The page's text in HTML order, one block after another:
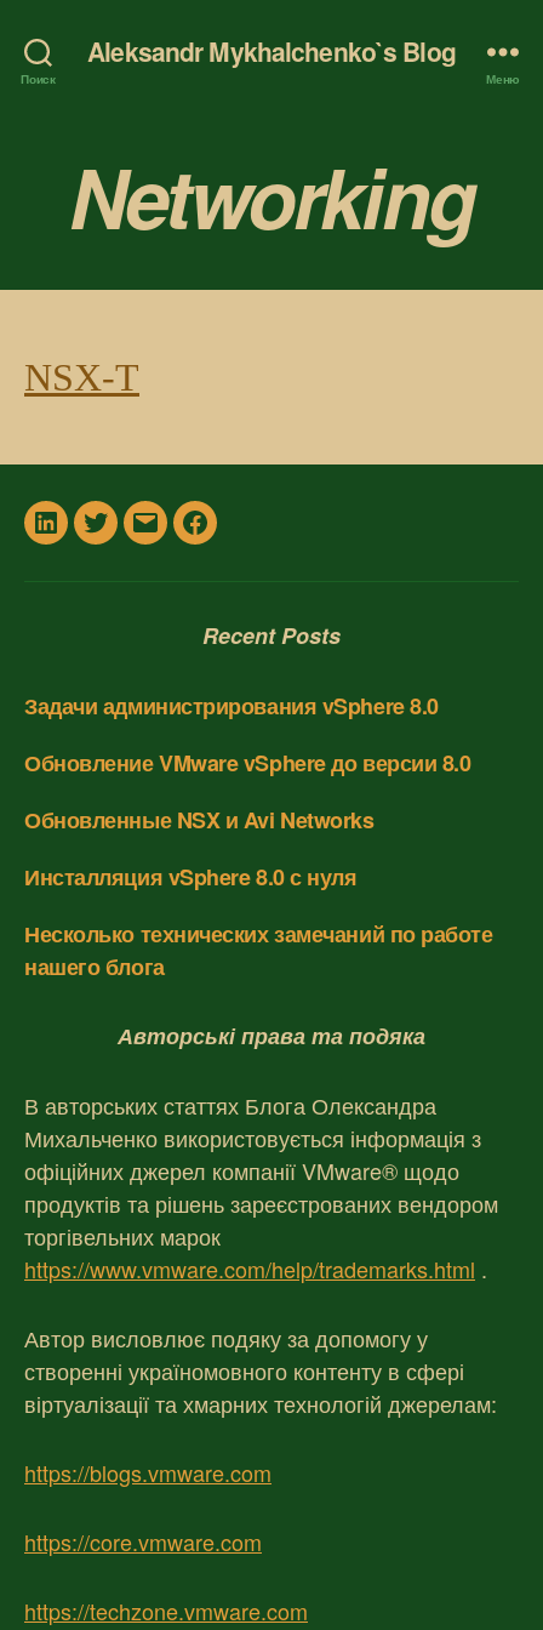
Поиск
Aleksandr Mykhalchenko`s Blog
Меню
Networking
NSX-T
In TwitterEmailFacebook
Recent Posts
Задачи администрирования vSphere 8.0
Обновление VMware vSphere до версии 8.0
Обновленные NSX и Avi Networks
Инсталляция vSphere 8.0 с нуля
Несколько технических замечаний по работе
нашего блога
Авторські права та подяка
В авторських статтях Блога Олександра
Михальченко використовується інформація з
офіційних джерел компанії VMware® щодо
продуктів та рішень зареєстрованих вендором
торгівельних марок
https://www.vmware.com/help/trademarks.html .
Автор висловлює подяку за допомогу у
створенні україномовного контенту в сфері
віртуалізації та хмарних технологій джерелам:
https://blogs.vmware.com
https://core.vmware.com
https://techzone.vmware.com